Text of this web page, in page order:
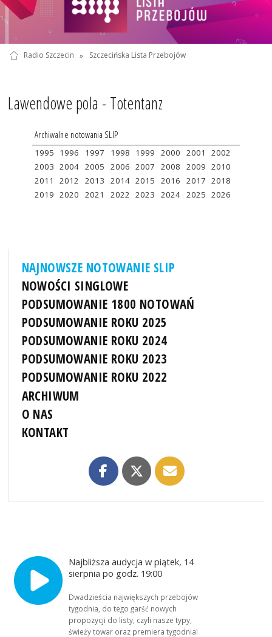
Radio Szczecin » Szczecińska Lista Przebojów
Lawendowe pola - Totentanz
Archiwalne notowania SLIP
1995 1996 1997 1998 1999 2000 2001
2002
2003 2004 2005 2006 2007 2008 2009 2010
2011
2012 2013 2014 2015 2016 2017 2018
2019 2020 2021 2022 2023 2024 2025 2026
NAJNOWSZE NOTOWANIE SLIP
NOWOŚCI SINGLOWE
PODSUMOWANIE 1800 NOTOWAŃ
PODSUMOWANIE ROKU 2025
PODSUMOWANIE ROKU 2024
PODSUMOWANIE ROKU 2023
PODSUMOWANIE ROKU 2022
ARCHIWUM
O NAS
KONTAKT
Najbliższa audycja w piątek, 14
sierpnia po godz. 19:00
Dwadzieścia największych przebojów
tygodnia, do tego garść nowych
propozycji do listy, czyli nasze typy,
świeży towar oraz premiera tygodnia!